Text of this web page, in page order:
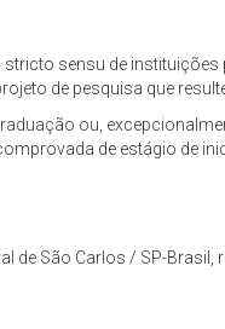
sensu de
de pesquisa que
ou,
de estágio de
de São Carlos / SP-Brasil,